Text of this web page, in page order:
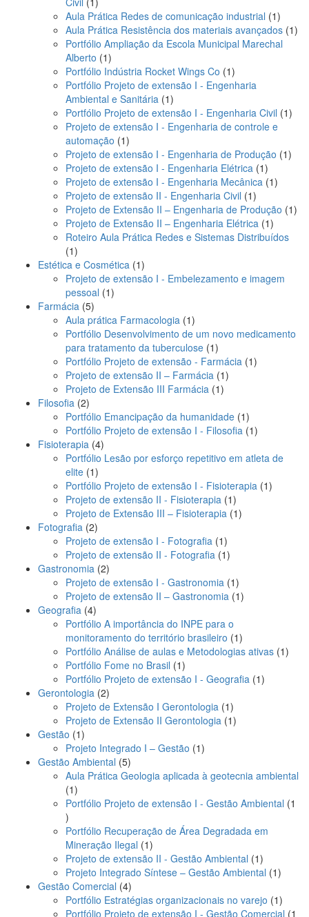
produto
Aula Prática Redes de comunicação industrial 11
Aula Prática Resistência dos materiais avançados 11
Portfólio Ampliação da Escola Municipal Marechal
Alberto 11
produto
Portfólio Indústria Rocket Wings Co 11
produto
Portfólio Projeto de extensão I - Engenharia
Ambiental e Sanitária 11
produto
Portfólio Projeto de extensão I - Engenharia Civil 11
Projeto de extensão I - Engenharia de controle e
automação 11
produto
Projeto de extensão I - Engenharia de Produção 11
Projeto de extensão I - Engenharia Elétrica 11
produto
Projeto de extensão I - Engenharia Mecânica 11
Projeto de extensão II - Engenharia Civil 11
produto
Projeto de Extensão II – Engenharia de Produção 11
Projeto de Extensão II – Engenharia Elétrica 11
produto
Roteiro Aula Prática Redes e Sistemas Distribuídos
11
produto
Estética e Cosmética 11
produto
Projeto de extensão I - Embelezamento e imagem
pessoal 11
Farmácia 55
produtos
Aula prática Farmacologia 11
produto
Portfólio Desenvolvimento de um novo medicamento
para tratamento da tuberculose 11
produto
Portfólio Projeto de extensão - Farmácia 11
Projeto de extensão II – Farmácia 11
Projeto de Extensão III Farmácia 11
Filosofia 22
produtos
Portfólio Emancipação da humanidade 11
produto
Portfólio Projeto de extensão I - Filosofia 11
Fisioterapia 44
produtos
Portfólio Lesão por esforço repetitivo em atleta de
elite 11
produto
Portfólio Projeto de extensão I - Fisioterapia 11
Projeto de extensão II - Fisioterapia 11
produto
Projeto de Extensão III – Fisioterapia 11
Fotografia 22
produtos
Projeto de extensão I - Fotografia 11
produto
Projeto de extensão II - Fotografia 11
Gastronomia 22
produtos
Projeto de extensão I - Gastronomia 11
produto
Projeto de extensão II – Gastronomia 11
Geografia 44
produtos
Portfólio A importância do INPE para o
monitoramento do território brasileiro 11
produto
Portfólio Análise de aulas e Metodologias ativas 11
Portfólio Fome no Brasil 11
produto
Portfólio Projeto de extensão I - Geografia 11
Gerontologia 22
produtos
Projeto de Extensão I Gerontologia 11
produto
Projeto de Extensão II Gerontologia 11
Gestão 11
produto
Projeto Integrado I – Gestão 11
Gestão Ambiental 55
produtos
Aula Prática Geologia aplicada à geotecnia ambiental
11
produto
Portfólio Projeto de extensão I - Gestão Ambiental 1
1
produto
Portfólio Recuperação de Área Degradada em
Mineração Ilegal 11
produto
Projeto de extensão II - Gestão Ambiental 11
produto
Projeto Integrado Síntese – Gestão Ambiental 11
Gestão Comercial 44
produtos
Portfólio Estratégias organizacionais no varejo 11
Portfólio Projeto de extensão I - Gestão Comercial 1